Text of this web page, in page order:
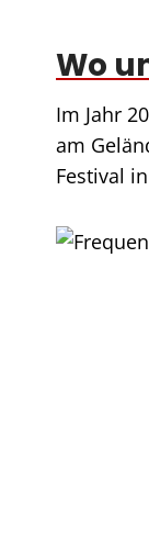
Wo
Im Jahr
am
Festival